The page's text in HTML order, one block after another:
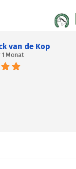
Varianten
van de Kop
1 Monat